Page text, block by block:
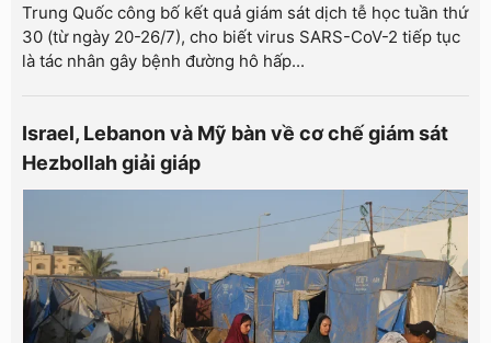
Trung Quốc công bố kết quả giám sát dịch tễ học tuần thứ
30 (từ ngày 20-26/7), cho biết virus SARS-CoV-2 tiếp tục
là tác nhân gây bệnh đường hô hấp...
Israel, Lebanon và Mỹ bàn về cơ chế giám sát
Hezbollah giải giáp